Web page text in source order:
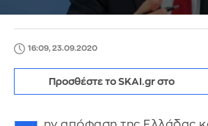
16:09, 23.09.2020
Προσθέστε το SKAI.gr στο